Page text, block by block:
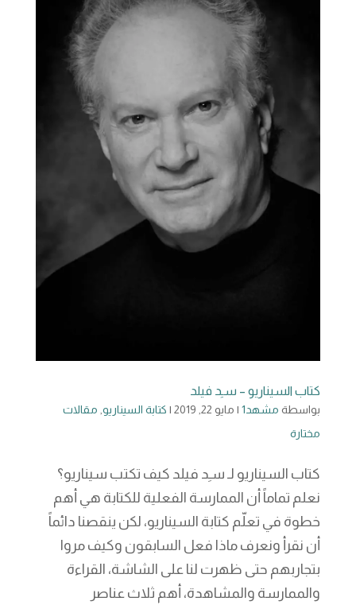
كتاب السيناريو – سـِد فيلد
بواسطة مشهد1 | مايو 22, 2019 | كتابة السيناريو, مقالات
مختارة
كتاب السيناريو لـ سـِد فيلد كيف تكتب سيناريو؟
نعلم تماماً أن الممارسة الفعلية للكتابة هي أهم
خطوة في تعلّم كتابة السيناريو، لكن ينقصنا دائماً
أن نقرأ ونعرف ماذا فعل السابقون وكيف مروا
بتجاربهم حتى ظهرت لنا على الشاشة، القراءة
والممارسة والمشاهدة، أهم ثلاث عناصر